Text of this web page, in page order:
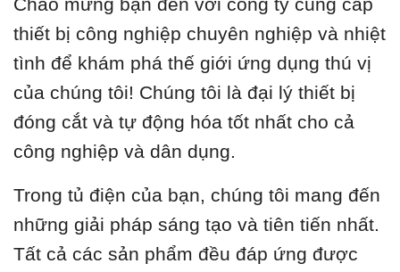
Chào mừng bạn đến với công ty cung cấp
thiết bị công nghiệp chuyên nghiệp và nhiệt
tình để khám phá thế giới ứng dụng thú vị
của chúng tôi! Chúng tôi là đại lý thiết bị
đóng cắt và tự động hóa tốt nhất cho cả
công nghiệp và dân dụng.
Trong tủ điện của bạn, chúng tôi mang đến
những giải pháp sáng tạo và tiên tiến nhất.
Tất cả các sản phẩm đều đáp ứng được